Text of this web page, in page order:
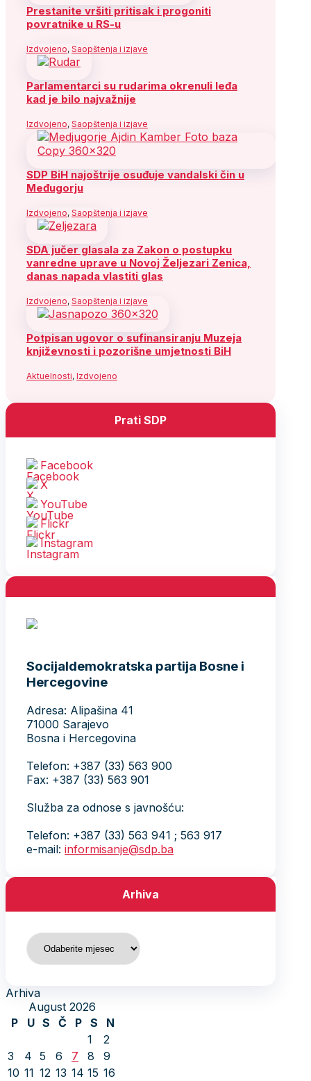
Prestanite vršiti pritisak i progoniti
povratnike u RS-u
Izdvojeno, Saopštenja i izjave
Parlamentarci su rudarima okrenuli leđa
kad je bilo najvažnije
Izdvojeno, Saopštenja i izjave
SDP BiH najoštrije osuđuje vandalski čin u
Međugorju
Izdvojeno, Saopštenja i izjave
SDA jučer glasala za Zakon o postupku
vanredne uprave u Novoj Željezari Zenica,
danas napada vlastiti glas
Izdvojeno, Saopštenja i izjave
Potpisan ugovor o sufinansiranju Muzeja
književnosti i pozorišne umjetnosti BiH
Aktuelnosti, Izdvojeno
Prati SDP
Facebook
X
YouTube
Flickr
Instagram
Socijaldemokratska partija Bosne i
Hercegovine
Adresa: Alipašina 41
71000 Sarajevo
Bosna i Hercegovina
Telefon: +387 (33) 563 900
Fax: +387 (33) 563 901
Služba za odnose s javnošću:
Telefon: +387 (33) 563 941 ; 563 917
e-mail: informisanje@sdp.ba
Arhiva
Arhiva
Arhiva
August 2026
P
U S Č P S
N
1
2
3
4 5 6 7 8
9
10 11 12 13 14 15 16